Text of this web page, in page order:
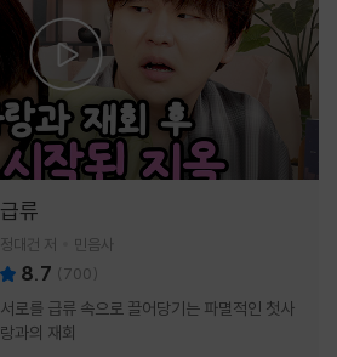
급류
정대건 저 민음사
8.7 (700)
서로를 급류 속으로 끌어당기는 파멸적인 첫사
랑과의 재회